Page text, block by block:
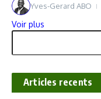
Yves-Gerard ABO
Voir plus
Articles recents